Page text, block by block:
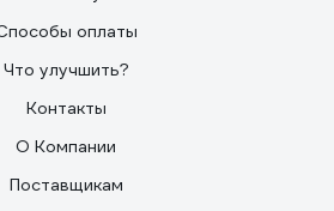
оплаты
Что улучшить?
Контакты
О Компании
Поставщикам